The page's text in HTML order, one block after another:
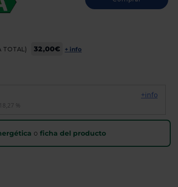
TOTAL) 32,00€ + info
o ficha del producto